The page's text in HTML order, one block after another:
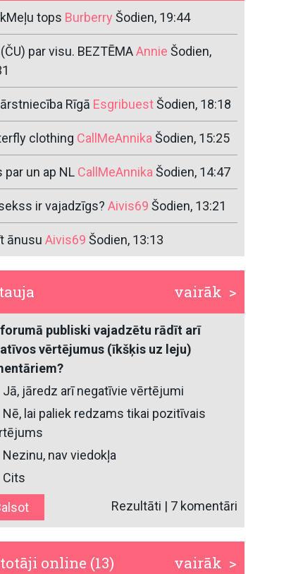
tops Burberry Šodien, 19:44
par visu. BEZTĒMAAnnie Šodien,
Rīgā EsgribuestŠodien, 18:18
clothing CallMeAnnikaŠodien, 15:25
par un ap NL CallMeAnnikaŠodien, 14:47
ir vajadzīgs?Aivis69 Šodien, 13:21
ānusu Aivis69 Šodien, 13:13
vairāk >
publiski vajadzētu rādīt arī
vērtējumus (īkšķis uz leju)
Jā, jāredz arī negatīvie vērtējumi
Nē, lai paliek redzams tikai pozitīvais
Nezinu, nav viedokļa
Cits
Rezultāti | 7 komentāri
vairāk >
online (13)